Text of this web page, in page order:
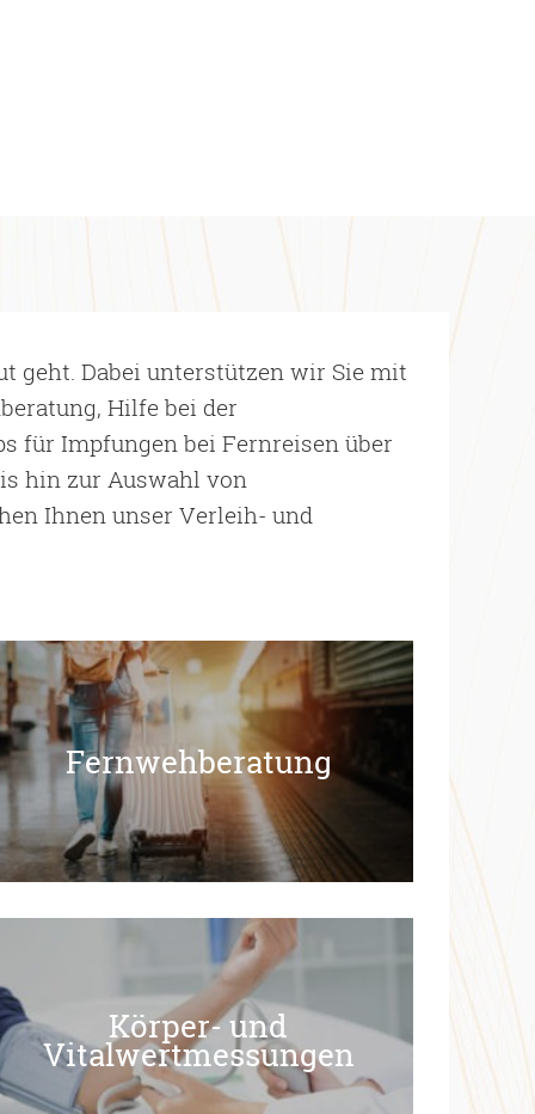
geht. Dabei unterstützen wir Sie mit
Hilfe bei der
für Impfungen bei Fernreisen über
hin zur Auswahl von
Ihnen unser Verleih- und
Fernwehberatung
Fernwehberatung
Körper- und
Vitalwertmessungen
Körper- und
Vitalwertmessungen